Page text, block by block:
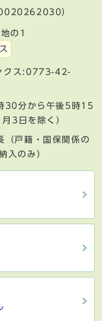
）
の1
クス:0773-42-
30分から午後5時15
3日を除く）
（戸籍・国保関係の
入のみ）